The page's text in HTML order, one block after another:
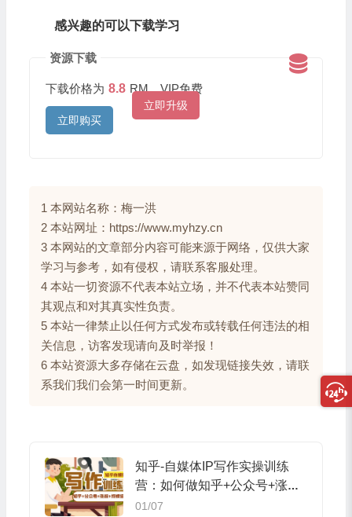
感兴趣的可以下载学习
资源下载
下载价格为 8.8 RM，VIP免费
立即升级
立即购买
1 本网站名称：梅一洪
2 本站网址：https://www.myhzy.cn
3 本网站的文章部分内容可能来源于网络，仅供大家
学习与参考，如有侵权，请联系客服处理。
4 本站一切资源不代表本站立场，并不代表本站赞同
其观点和对其真实性负责。
5 本站一律禁止以任何方式发布或转载任何违法的相
关信息，访客发现请向及时举报！
6 本站资源大多存储在云盘，如发现链接失效，请联
系我们我们会第一时间更新。
知乎-自媒体IP写作实操训练
营：如何做知乎+公众号+涨粉
+持续运营！
01/07